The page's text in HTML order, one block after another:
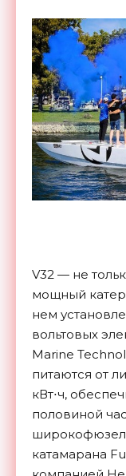
V32 — не
мощный
нем
вольтовых
Marine
питаются от
кВт⋅ч,
половиной
катамарана